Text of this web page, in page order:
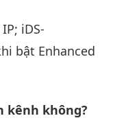
iDS-
bật Enhanced
kênh không?